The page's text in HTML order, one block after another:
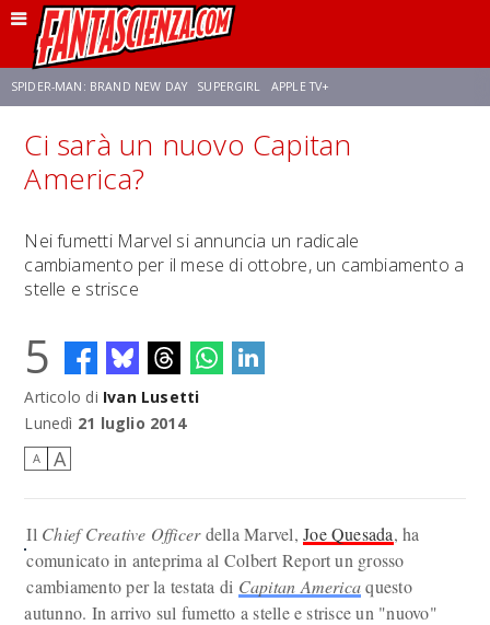
SPIDER-MAN: BRAND NEW DAY SUPERGIRL APPLE TV+
FRANCO RICCIARDIELLO ZENDAYA AVENGERS: DOOMSDAY
Ci sarà un nuovo Capitan
America?
Nei fumetti Marvel si annuncia un radicale
cambiamento per il mese di ottobre, un cambiamento a
stelle e strisce
5
Articolo di Ivan Lusetti
Lunedì 21 luglio 2014
A A
Il Chief Creative Officerdella Marvel,Joe Quesada, ha
comunicato in anteprima al Colbert Report un grosso
cambiamento per la testata di Capitan Americaquesto
autunno. In arrivo sul fumetto a stelle e strisce un "nuovo"